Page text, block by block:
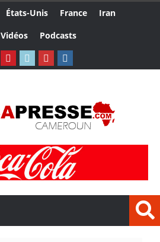
États-Unis France
Iran
Vidéos Podcasts